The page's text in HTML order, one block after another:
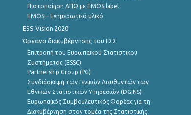
Πιστοποίηση ΑΠΘ με EMOS label
EMOS – Ενημερωτικό υλικό
ESS Vision 2020
Όργανα διακυβέρνησης του ΕΣΣ
Επιτροπή του Ευρωπαϊκού Στατιστικού
Συστήματος (ESSC)
Partnership Group (PG)
Συνδιάσκεψη των Γενικών Διευθυντών των
Εθνικών Στατιστικών Υπηρεσιών (DGINS)
Ευρωπαϊκός Συμβουλευτικός Φορέας για τη
Διακυβέρνηση στον τομέα της Στατιστικής